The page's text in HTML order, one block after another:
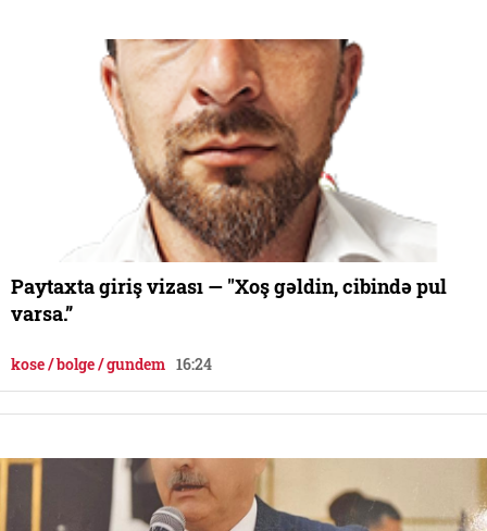
Paytaxta giriş vizası — "Xoş gəldin, cibində pul
varsa.”
kose / bolge / gundem 16:24